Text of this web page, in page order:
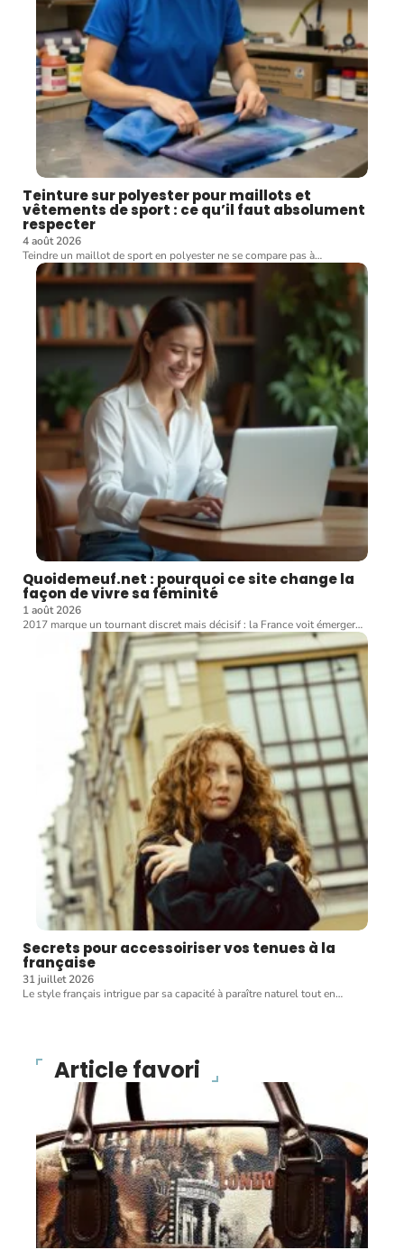
Teinture sur polyester pour maillots et
vêtements de sport : ce qu’il faut absolument
respecter
4 août 2026
Teindre un maillot de sport en polyester ne se compare pas à…
Quoidemeuf.net : pourquoi ce site change la
façon de vivre sa féminité
1 août 2026
2017 marque un tournant discret mais décisif : la France voit émerger…
Secrets pour accessoiriser vos tenues à la
française
31 juillet 2026
Le style français intrigue par sa capacité à paraître naturel tout en…
Article favori